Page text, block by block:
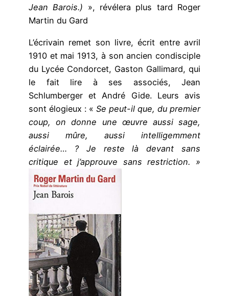
Jean Barois.) », révélera plus tard Roger
Martin du Gard
L’écrivain remet son livre, écrit entre avril
1910 et mai 1913, à son ancien condisciple
du Lycée Condorcet, Gaston Gallimard, qui
le fait lire à ses associés, Jean
Schlumberger et André Gide. Leurs avis
sont élogieux : « Se peut-il que, du premier
coup, on donne une œuvre aussi sage,
aussi mûre, aussi intelligemment
éclairée… ? Je reste là devant sans
critique et j’approuve sans restriction. »